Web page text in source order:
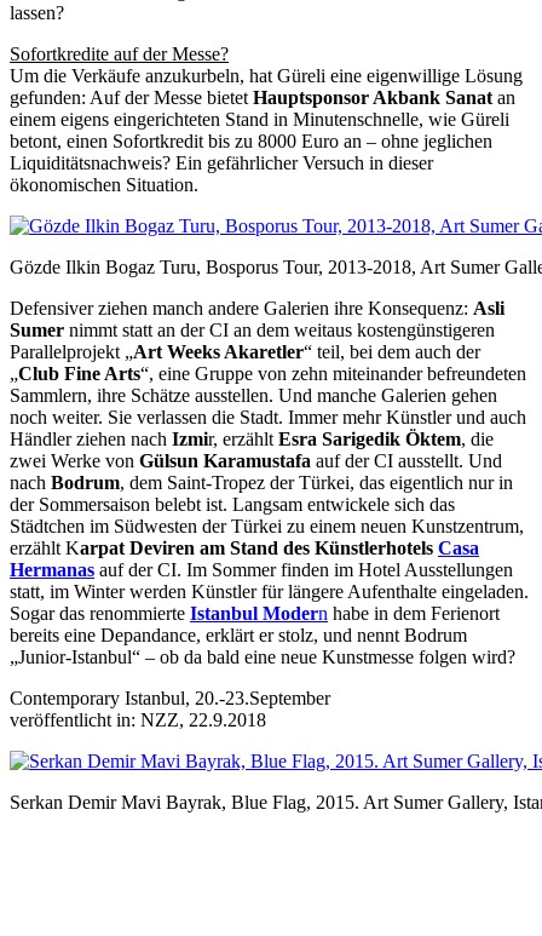
lassen?
Sofortkredite auf der Messe?
Um die Verkäufe anzukurbeln, hat Güreli eine eigenwillige Lösung
gefunden: Auf der Messe bietet Hauptsponsor Akbank Sanat an
einem eigens eingerichteten Stand in Minutenschnelle, wie Güreli
betont, einen Sofortkredit bis zu 8000 Euro an – ohne jeglichen
Liquiditätsnachweis? Ein gefährlicher Versuch in dieser
ökonomischen Situation.
Gözde Ilkin Bogaz Turu, Bosporus Tour, 2013-2018, Art Sumer
Defensiver ziehen manch andere Galerien ihre Konsequenz: Asli
Sumer nimmt statt an der CI an dem weitaus kostengünstigeren
Parallelprojekt „Art Weeks Akaretler“ teil, bei dem auch der
„Club Fine Arts“, eine Gruppe von zehn miteinander befreundeten
Sammlern, ihre Schätze ausstellen. Und manche Galerien gehen
noch weiter. Sie verlassen die Stadt. Immer mehr Künstler und auch
Händler ziehen nach Izmir, erzählt Esra Sarigedik Öktem, die
zwei Werke von Gülsun Karamustafa auf der CI ausstellt. Und
nach Bodrum, dem Saint-Tropez der Türkei, das eigentlich nur in
der Sommersaison belebt ist. Langsam entwickele sich das
Städtchen im Südwesten der Türkei zu einem neuen Kunstzentrum,
erzählt Karpat Deviren am Stand des Künstlerhotels Casa
Hermanas auf der CI. Im Sommer finden im Hotel Ausstellungen
statt, im Winter werden Künstler für längere Aufenthalte eingeladen.
Sogar das renommierte Istanbul Modern habe in dem Ferienort
bereits eine Depandance, erklärt er stolz, und nennt Bodrum
„Junior-Istanbul“ – ob da bald eine neue Kunstmesse folgen wird?
Contemporary Istanbul, 20.-23.September
veröffentlicht in: NZZ, 22.9.2018
Serkan Demir Mavi Bayrak, Blue Flag, 2015. Art Sumer Gallery,